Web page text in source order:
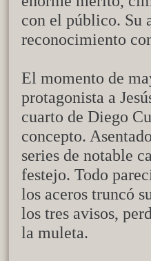
con el público. Su
reconocimiento
El momento de
protagonista a
cuarto de Diego
concepto.
series de notable
festejo. Todo
los aceros truncó
los tres avisos,
la muleta.